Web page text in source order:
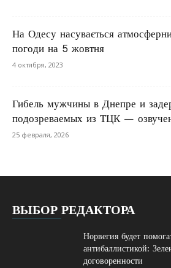
На Одесу насувається
погоди на 5 жовтня
4 октября, 2023
Гибель мужчины в Днепре и
подозреваемых из ТЦК —
25 февраля, 2026
ВЫБОР РЕДАКТОРА
Норвегия будет
антибаллистикой:
договоренности